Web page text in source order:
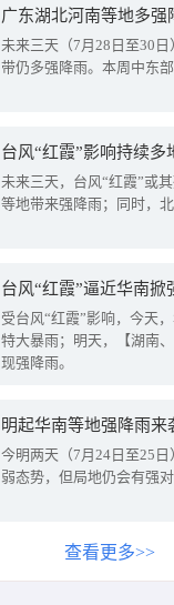
广东湖北河南等地多
未来三天（7月28日至30
带仍多强降雨。本周中东
台风“红霞”影响持续
未来三天，台风“红霞”或
等地带来强降雨；同时，
台风“红霞”逼近华南
受台风“红霞”影响，今天
特大暴雨；明天，【湖南
现强降雨。
明起华南等地强降雨
今明两天（7月24日至25
弱态势，但局地仍会有强
查看更多>>